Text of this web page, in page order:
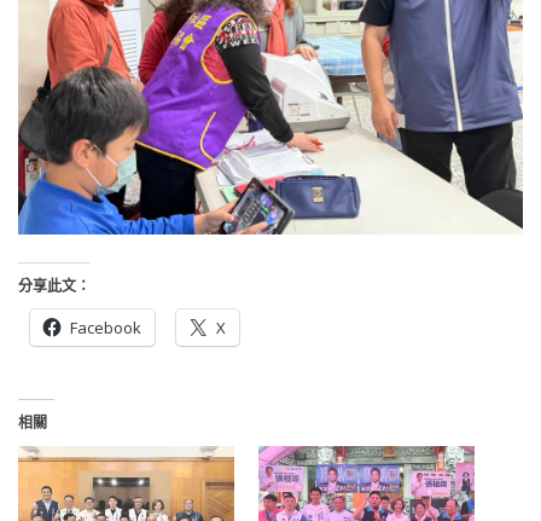
分享此文：
Facebook X
相關